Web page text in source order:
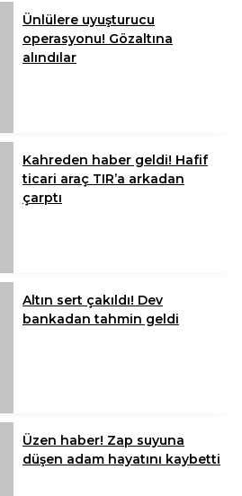
Ünlülere uyuşturucu
operasyonu! Gözaltına
alındılar
Kahreden haber geldi! Hafif
ticari araç TIR’a arkadan
çarptı
Altın sert çakıldı! Dev
bankadan tahmin geldi
Üzen haber! Zap suyuna
düşen adam hayatını kaybetti